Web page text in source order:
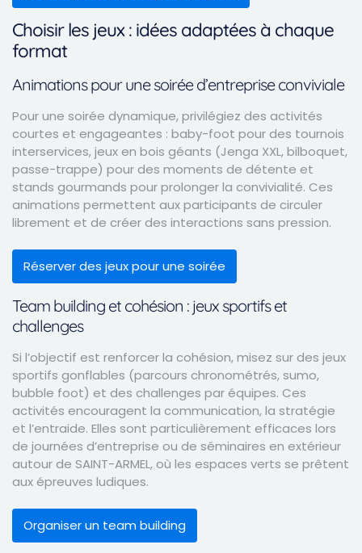
Choisir les jeux : idées adaptées à chaque
format
Animations pour une soirée d’entreprise conviviale
Pour une soirée dynamique, privilégiez des activités
courtes et engageantes : baby-foot pour des tournois
interservices, jeux en bois géants (Jenga XXL, bilboquet,
passe-trappe) pour des moments de détente et
stands gourmands pour prolonger la convivialité. Ces
animations permettent aux participants de circuler
librement et de créer des interactions sans pression.
Réserver des jeux pour une soirée
Team building et cohésion : jeux sportifs et
challenges
Si l’objectif est renforcer la cohésion, misez sur des jeux
sportifs gonflables (parcours chronométrés, sumo,
bubble foot) et des challenges par équipes. Ces
activités encouragent la communication, la stratégie
et l’entraide. Elles sont particulièrement efficaces lors
de journées d’entreprise ou de séminaires en extérieur
autour de SAINT-ARMEL, où les espaces verts se prêtent
aux épreuves ludiques.
Organiser un team building